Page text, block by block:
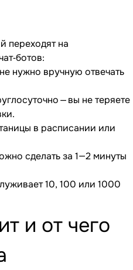
переходят на
нужно вручную отвечать
— вы не теряете
в расписании или
сделать за 1—2 минуты
10, 100 или 1000
и от чего